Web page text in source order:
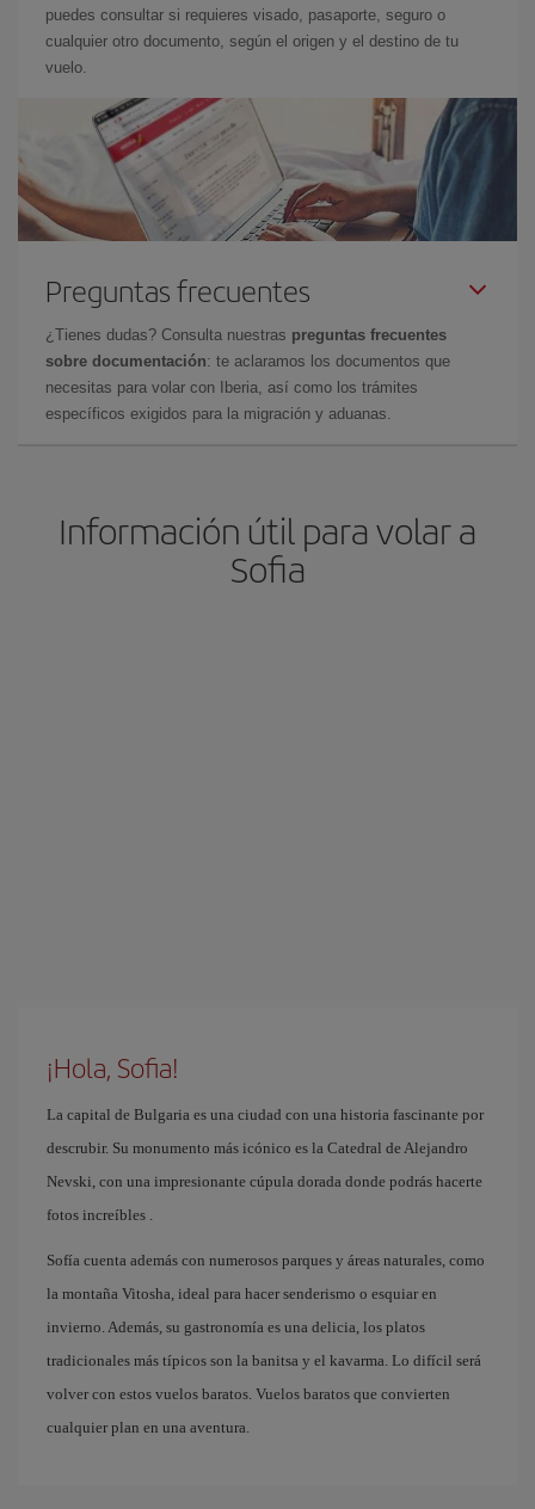
puedes consultar si requieres visado, pasaporte, seguro o
cualquier otro documento, según el origen y el destino de tu
vuelo.
Preguntas frecuentes
¿Tienes dudas? Consulta nuestras preguntas frecuentes
sobre documentación: te aclaramos los documentos que
necesitas para volar con Iberia, así como los trámites
específicos exigidos para la migración y aduanas.
Información útil para volar a
Sofia
¡Hola, Sofia!
La capital de Bulgaria es una ciudad con una historia fascinante por
descrubir. Su monumento más icónico es la Catedral de Alejandro
Nevski, con una impresionante cúpula dorada donde podrás hacerte
fotos increíbles .
Sofía cuenta además con numerosos parques y áreas naturales, como
la montaña Vitosha, ideal para hacer senderismo o esquiar en
invierno. Además, su gastronomía es una delicia, los platos
tradicionales más típicos son la banitsa y el kavarma. Lo difícil será
volver con estos vuelos baratos. Vuelos baratos que convierten
cualquier plan en una aventura.